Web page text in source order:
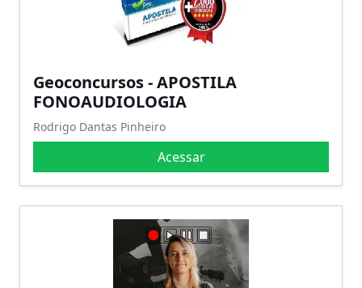
Geoconcursos - APOSTILA
FONOAUDIOLOGIA
Rodrigo Dantas Pinheiro
Acessar